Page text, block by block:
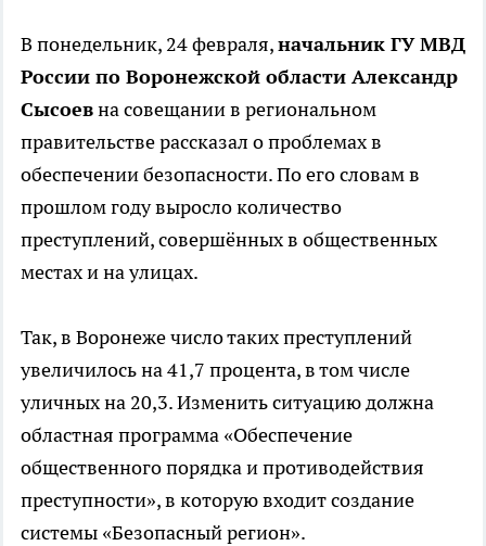
В понедельник, 24 февраля,начальник ГУ МВД
России по Воронежской области Александр
Сысоевна совещании в региональном
правительстве рассказал о проблемах в
обеспечении безопасности. По его словам в
прошлом году выросло количество
преступлений, совершённых в общественных
местах и на улицах.
Так, в Воронеже число таких преступлений
увеличилось на 41,7 процента, в том числе
уличных на 20,3. Изменить ситуацию должна
областная программа «Обеспечение
общественного порядка и противодействия
преступности», в которую входит создание
системы «Безопасный регион».